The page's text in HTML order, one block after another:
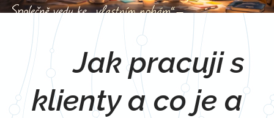
🌿Jak pracuji s
klienty a co je a